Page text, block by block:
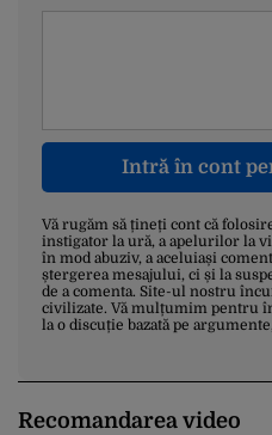
Intră în cont
Vă rugăm să țineți cont că
instigator la ură, a apelurilor la
în mod abuziv, a aceluiași
ștergerea mesajului, ci și la
de a comenta. Site-ul nostru
civilizate. Vă mulțumim pentru
la o discuție bazată pe
Recomandarea video